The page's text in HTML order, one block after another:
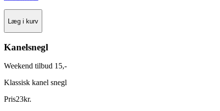
Læg i kurv
Kanelsnegl
Weekend tilbud 15,-
Klassisk kanel snegl
Pris23kr.